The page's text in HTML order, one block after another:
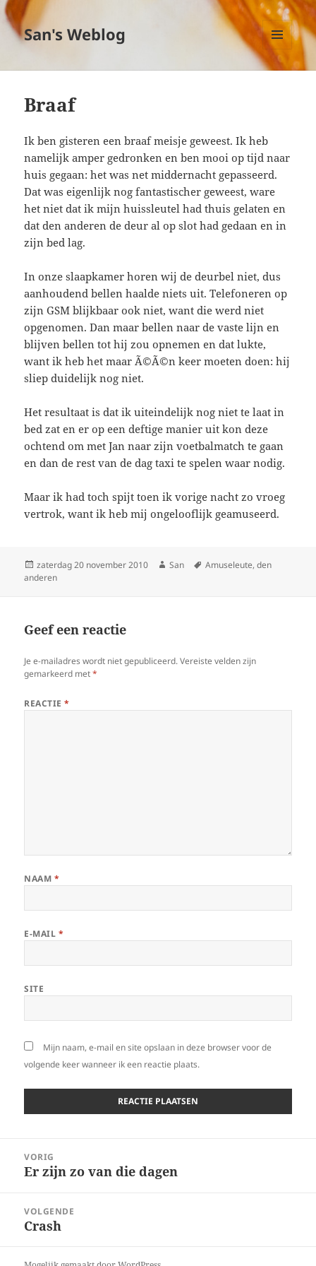
San's Weblog
MENU
EN
Braaf
Ik ben gisteren een braaf meisje geweest. Ik heb
namelijk amper gedronken en ben mooi op tijd naar
huis gegaan: het was net middernacht gepasseerd.
Dat was eigenlijk nog fantastischer geweest, ware
het niet dat ik mijn huissleutel had thuis gelaten en
dat den anderen de deur al op slot had gedaan en in
zijn bed lag.
In onze slaapkamer horen wij de deurbel niet, dus
aanhoudend bellen haalde niets uit. Telefoneren op
zijn GSM blijkbaar ook niet, want die werd niet
opgenomen. Dan maar bellen naar de vaste lijn en
blijven bellen tot hij zou opnemen en dat lukte,
want ik heb het maar Ã©Ã©n keer moeten doen: hij
sliep duidelijk nog niet.
Het resultaat is dat ik uiteindelijk nog niet te laat in
bed zat en er op een deftige manier uit kon deze
ochtend om met Jan naar zijn voetbalmatch te gaan
en dan de rest van de dag taxi te spelen waar nodig.
Maar ik had toch spijt toen ik vorige nacht zo vroeg
vertrok, want ik heb mij ongelooflijk geamuseerd.
Geplaatst
op
zaterdag 20 november 2010 Auteur
San Tags
Amuseleute,den
anderen
Geef een reactie
Je e-mailadres wordt niet gepubliceerd. Vereiste velden zijn
gemarkeerd met*
REACTIE*
NAAM *
E-MAIL *
SITE
Mijn naam, e-mail en site opslaan in deze browser voor de
volgende keer wanneer ik een reactie plaats.
navigatie
VORIG
Vorig
Er zijn zo van die dagen
VOLGENDE
Volgend
Crash